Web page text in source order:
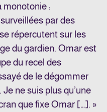
monotonie :
par des
répercutent sur les
du gardien. Omar est
du recel des
de le dégommer
ne suis plus qu’une
que fixe Omar […]. »